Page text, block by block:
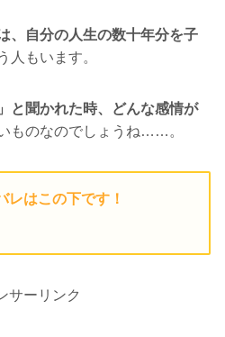
、自分の人生の数十年分を子
人もいます。
と聞かれた時、どんな感情が
ものなのでしょうね……。
レはこの下です！
サーリンク